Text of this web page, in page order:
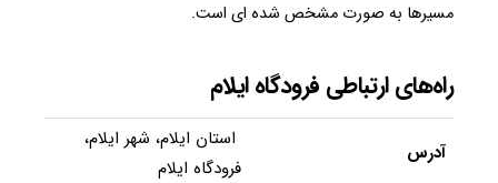
مسیرها به صورت مشخص شده ای است.
راه‌های ارتباطی فرودگاه ایلام
آدرس
استان ایلام، شهر ایلام،
فرودگاه ایلام